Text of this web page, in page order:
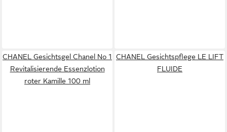
CHANEL Gesichtsgel Chanel No 1
Revitalisierende Essenzlotion
roter Kamille 100 ml
CHANEL Gesichtspflege LE LIFT
FLUIDE